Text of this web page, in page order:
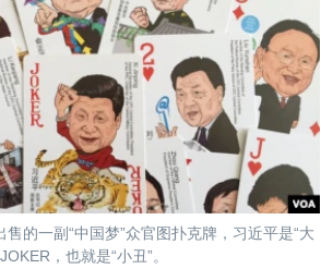
的一副“中国梦”众官图扑克牌，习近平是“大
，也就是“小丑”。